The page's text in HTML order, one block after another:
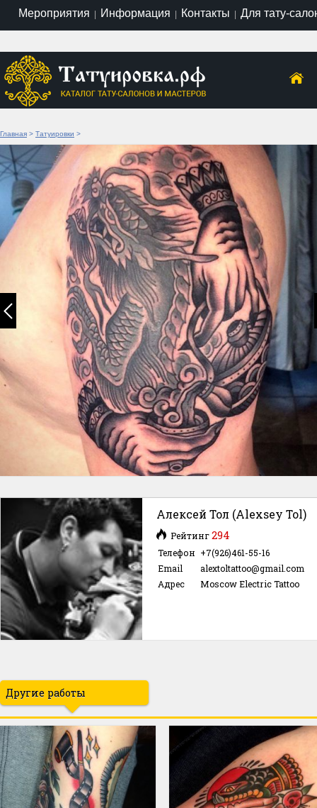
Мероприятия | Информация | Контакты | Для тату-
Главная > Татуировки >
Алексей Тол (Alexsey Tol)
Рейтинг294
Телефон +7(926)461-55-16
Email
alextoltattoo@gmail.com
Адрес
Moscow Electric Tattoo
Другие работы